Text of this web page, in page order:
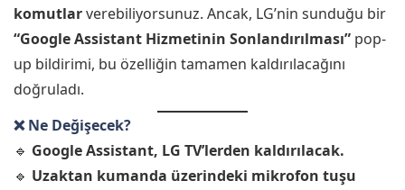
komutlarverebiliyorsunuz. Ancak, LG’nin sunduğu bir
“Google Assistant Hizmetinin Sonlandırılması” pop-
up bildirimi, bu özelliğin tamamen kaldırılacağını
doğruladı.
❌ Ne Değişecek?
🔹 Google Assistant, LG TV’lerden kaldırılacak.
🔹 Uzaktan kumanda üzerindeki mikrofon tuşu